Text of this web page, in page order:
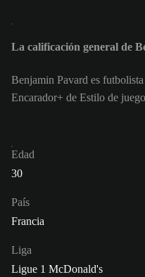
La calificación general de
Benjamin Pavard es
Encarador+ de Estilo de
Edad
30
País
Francia
Liga
Ligue 1 McDonald's